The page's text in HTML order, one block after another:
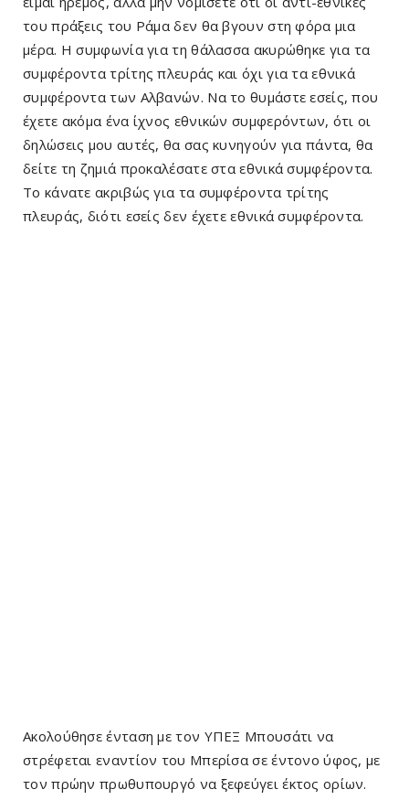
του πράξεις του Ράμα δεν θα βγουν στη φόρα μια
μέρα. Η συμφωνία για τη θάλασσα ακυρώθηκε για τα
συμφέροντα τρίτης πλευράς και όχι για τα εθνικά
συμφέροντα των Αλβανών. Να το θυμάστε εσείς, που
έχετε ακόμα ένα ίχνος εθνικών συμφερόντων, ότι οι
δηλώσεις μου αυτές, θα σας κυνηγούν για πάντα, θα
δείτε τη ζημιά προκαλέσατε στα εθνικά συμφέροντα.
Το κάνατε ακριβώς για τα συμφέροντα τρίτης
πλευράς, διότι εσείς δεν έχετε εθνικά συμφέροντα.
Ακολούθησε ένταση με τον ΥΠΕΞ Μπουσάτι να
στρέφεται εναντίον του Μπερίσα σε έντονο ύφος, με
τον πρώην πρωθυπουργό να ξεφεύγει έκτος ορίων.